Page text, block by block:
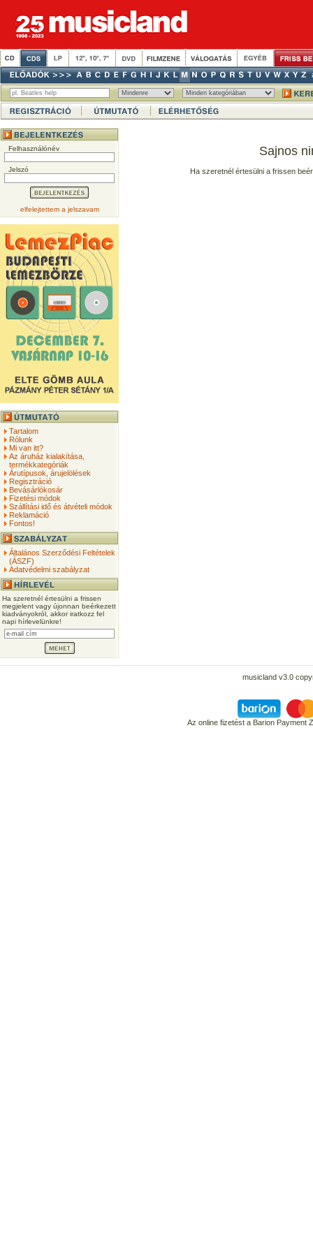
Felhasználónév
Jelszó
elfelejtettem a jelszavam
Tartalom
Rólunk
Mi van itt?
Az áruház kialakítása,
termékkategóriák
Árutípusok, árujelölések
Regisztráció
Bevásárlókosár
Fizetési módok
Szállítási idő és átvételi módok
Reklamáció
Fontos!
Általános Szerződési Feltételek
(ÁSZF)
Adatvédelmi szabályzat
Ha szeretnél értesülni a frissen
megjelent vagy újonnan beérkezett
kiadványokról, akkor iratkozz fel
napi hírlevelünkre!
Sajnos
Ha szeretnél értesülni a frissen
musicland v3.0
Az online fizetést a Barion Payment